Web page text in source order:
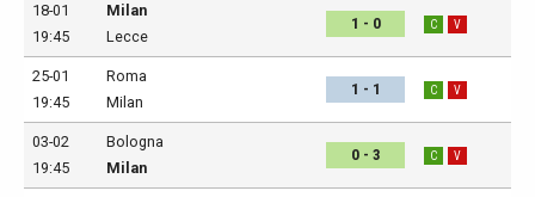
18-01
19:45
Milan
Lecce
1 - 0 C V
25-01
19:45
Roma
Milan
1 - 1 C V
03-02
19:45
Bologna
Milan
0 - 3 C V